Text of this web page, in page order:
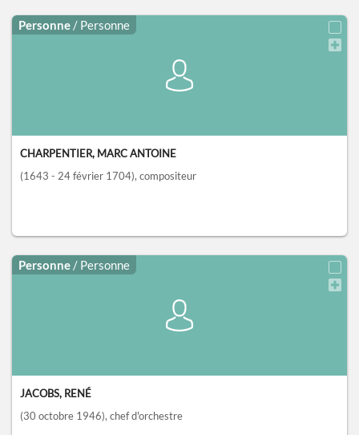
Personne / Personne
CHARPENTIER, MARC ANTOINE
(1643 - 24 février 1704), compositeur
Personne / Personne
JACOBS, RENÉ
(30 octobre 1946), chef d'orchestre